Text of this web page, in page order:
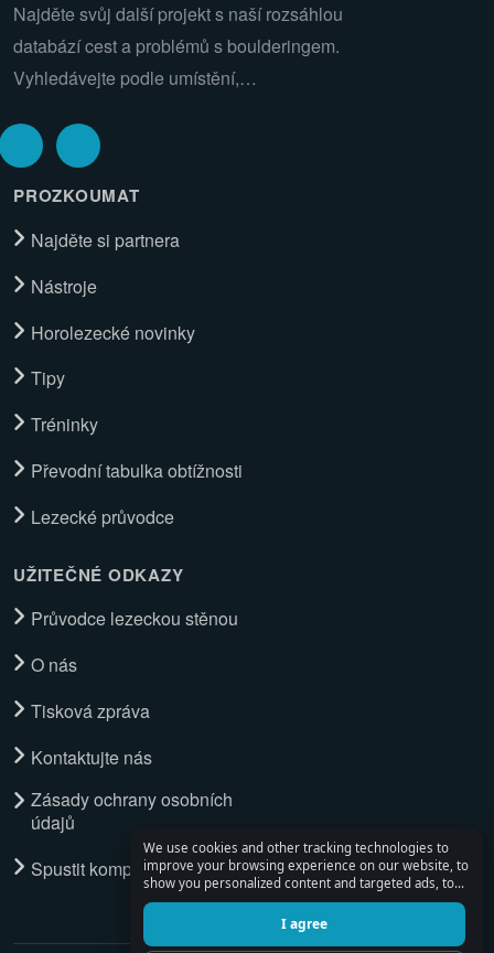
We use cookies and other tracking technologies to
improve your browsing experience on our website, to
show you personalized content and targeted ads, to
analyze our website traffic, and to understand where
our visitors are coming from.
I agree
Najděte svůj další projekt s naší rozsáhlou
databází cest a problémů s boulderingem.
Vyhledávejte podle umístění,…
PROZKOUMAT
Najděte si partnera
Nástroje
Horolezecké novinky
Tipy
Tréninky
Převodní tabulka obtížnosti
Lezecké průvodce
UŽITEČNÉ ODKAZY
Průvodce lezeckou stěnou
O nás
Tisková zpráva
Kontaktujte nás
Zásady ochrany osobních
údajů
Spustit kompletní průvodce